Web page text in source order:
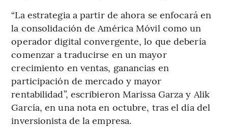
“La estrategia a partir de ahora se enfocará en
la consolidación de América Móvil como un
operador digital convergente, lo que debería
comenzar a traducirse en un mayor
crecimiento en ventas, ganancias en
participación de mercado y mayor
rentabilidad”, escribieron Marissa Garza y Alik
García, en una nota en octubre, tras el día del
inversionista de la empresa.